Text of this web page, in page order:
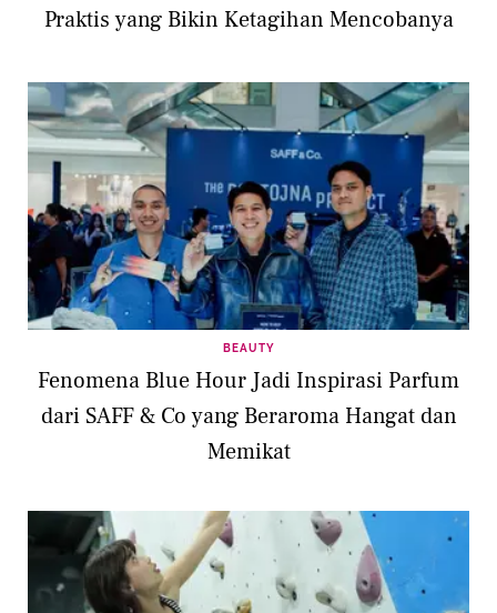
Praktis yang Bikin Ketagihan Mencobanya
BEAUTY
Fenomena Blue Hour Jadi Inspirasi Parfum
dari SAFF & Co yang Beraroma Hangat dan
Memikat